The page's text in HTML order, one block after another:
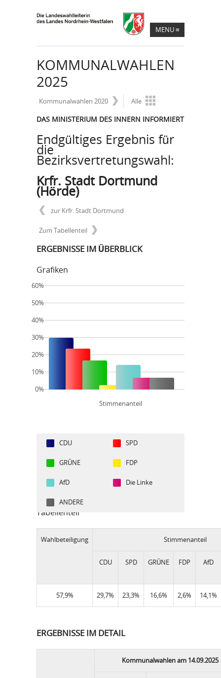
MENU≡
KOMMUNALWAHLEN
2025
Kommunalwahlen 2020 Alle
DAS MINISTERIUM DES INNERN INFORMIERT
Endgültiges Ergebnis für
die
Bezirksvertretungswahl:
Krfr. Stadt Dortmund
(Hörde)
zur Krfr. Stadt Dortmund
Zum Tabellenteil
ERGEBNISSE IM ÜBERBLICK
Grafiken
Stimmenanteil
60%
50%
40%
30%
20%
10%
0%
CDU SPD
GRÜNE FDP
AfD Die Linke
ANDERE
Tabellenteil
Wahlbeteiligung Stimmenanteil
CDU SPD GRÜNE FDP AfD
57,9% 29,7% 23,3% 16,6% 2,6% 14,1%
ERGEBNISSE IM DETAIL
Kommunalwahlen am 14.09.2025